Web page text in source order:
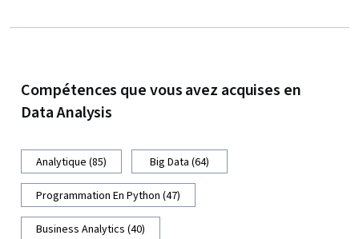
Compétences que vous avez acquises en
Data Analysis
Analytique (85) Big Data (64)
Programmation En Python (47)
Business Analytics (40)